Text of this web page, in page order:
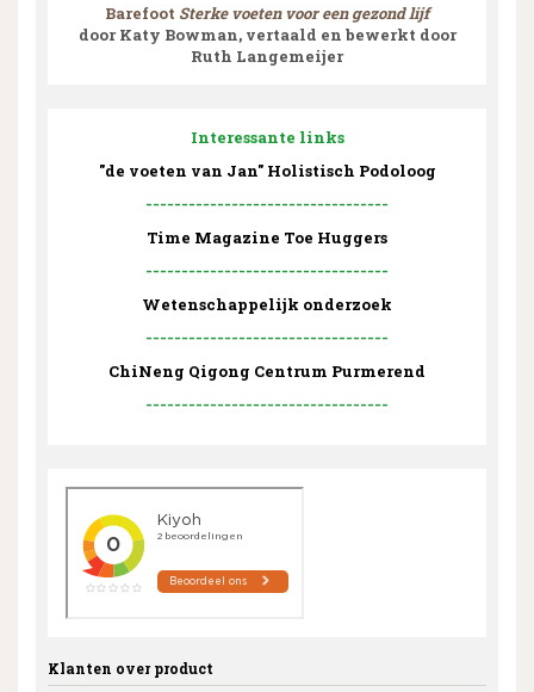
Barefoot Sterke voeten voor een gezond lijf
door Katy Bowman, vertaald en bewerkt door
Ruth Langemeijer
Interessante links
"de voeten van Jan" Holistisch Podoloog
----------------------------------
Time Magazine Toe Huggers
----------------------------------
Wetenschappelijk onderzoek
----------------------------------
ChiNeng Qigong Centrum Purmerend
----------------------------------
Klanten over product